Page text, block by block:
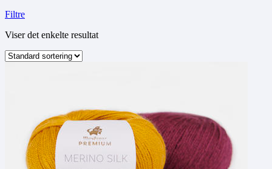
Filtre
Viser det enkelte resultat